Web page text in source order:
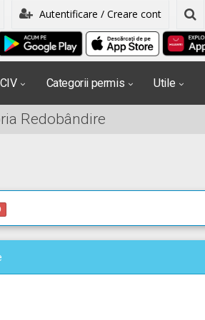
Autentificare / Creare cont
Categorii permis Utile
Redobândire